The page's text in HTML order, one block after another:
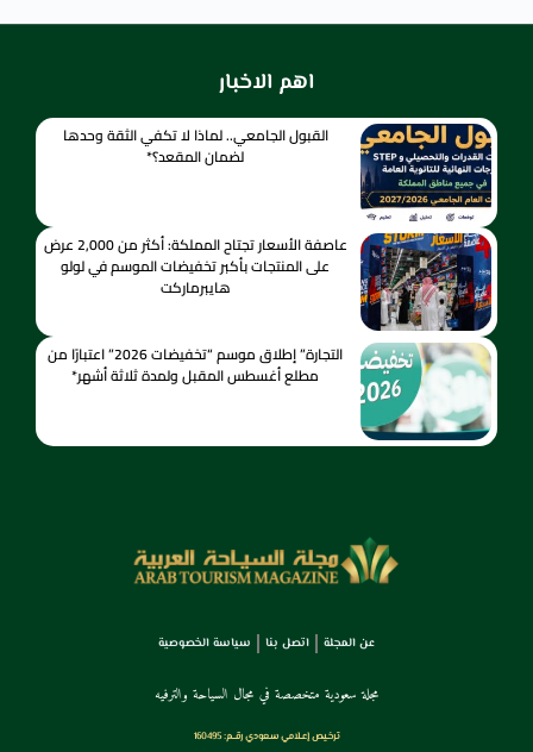
اهم الاخبار
القبول الجامعي.. لماذا لا تكفي الثقة وحدها
لضمان المقعد؟*
عاصفة الأسعار تجتاح المملكة: أكثر من 2,000 عرض
على المنتجات بأكبر تخفيضات الموسم في لولو
هايبرماركت
التجارة” إطلاق موسم “تخفيضات 2026” اعتبارًا من
مطلع أغسطس المقبل ولمدة ثلاثة أشهر*
عن المجلة اتصل بنا سياسة الخصوصية
مجلة سعودية متخصصة في مجال السياحة والترفيه
ترخـيص إعـلامي سـعودي رقــم: 160495